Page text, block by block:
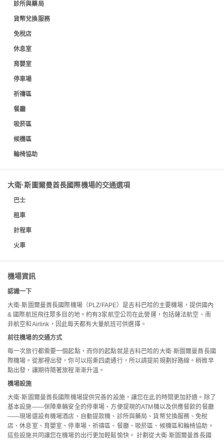
診所與藥局
貨幣兌換服務
免稅店
休息室
育嬰室
停車場
祈禱區
餐廳
吸菸區
候機區
輪椅協助
大衛·斯圖爾曼酋長國際機場的交通選項
巴士
租車
計程車
火車
機場資訊
認識一下
大衛·斯圖爾曼酋長國際機場（PLZ/FAPE）是吉科巴哈的主要機場，提供國內
& 國際航班飛往眾多目的地。約有3家航空公司在此營運，包括薩法航空、南
非航空和Airlink，因此每天都有大量航班可供選擇。
前往機場的交通方式
每一次旅行都需要一個起點，而你的起點就是吉科巴哈的大衛·斯圖爾曼酋長國
際機場。從那裡出發，你可以搭乘四處通行，所以請提前規劃好路線。稍微早
點出發，讓期待隨著旅程漸漸升溫。
機場設施
大衛·斯圖爾曼酋長國際機場提供完善的設施，讓您在此的時間更加舒適。除了
基本設施——保障車輛安全的停車場、方便提現的ATM機以及供應餐飲的餐廳
——現場還設有機場酒店、自動提款機、診所與藥局、貨幣兌換服務、免稅
店、休息室、育嬰室、停車場、祈禱區、餐廳、吸菸區、候機區和輪椅協助。
這些設施共同讓您在機場的出行更加輕鬆愉快。 計劃從大衛·斯圖爾曼酋長國